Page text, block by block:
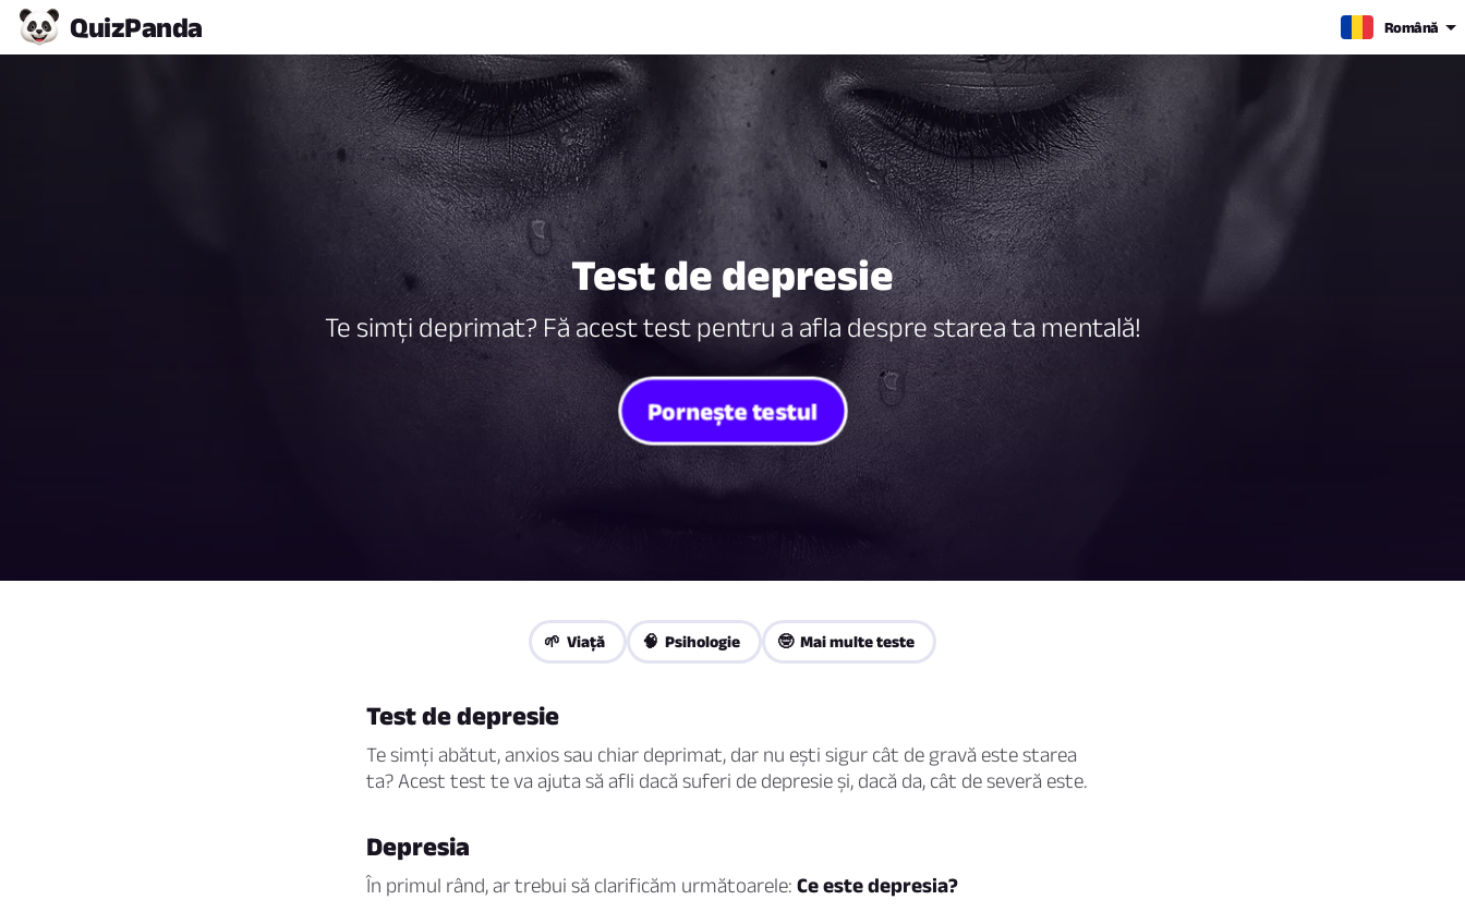
QuizPanda Română
Test de depresie
Te simți deprimat? Fă acest test pentru a afla despre starea ta mentală!
Pornește testul
🌱 Viaţă 🧠 Psihologie 🤓 Mai multe teste
Test de depresie
Te simți abătut, anxios sau chiar deprimat, dar nu ești sigur cât de gravă este starea
ta? Acest test te va ajuta să afli dacă suferi de depresie și, dacă da, cât de severă este.
Depresia
În primul rând, ar trebui să clarificăm următoarele: Ce este depresia?